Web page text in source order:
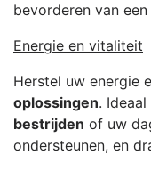
bevorderen van een
Energie en vitaliteit
Herstel uw energie
oplossingen.
bestrijden of uw
ondersteunen, en